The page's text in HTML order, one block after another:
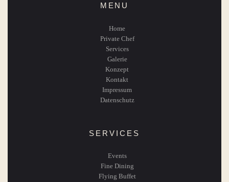
MENU
Home
Private Chef
Services
Galerie
Konzept
Kontakt
Impressum
Datenschutz
SERVICES
Events
Fine Dining
Flying Buffet